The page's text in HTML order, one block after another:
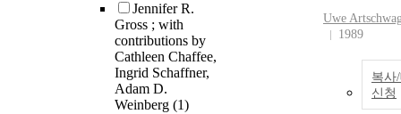
Jennifer R.
Gross ; with
contributions by
Cathleen Chaffee,
Ingrid Schaffner,
Adam D.
Weinberg (1)
Uwe
1989
복사
신청